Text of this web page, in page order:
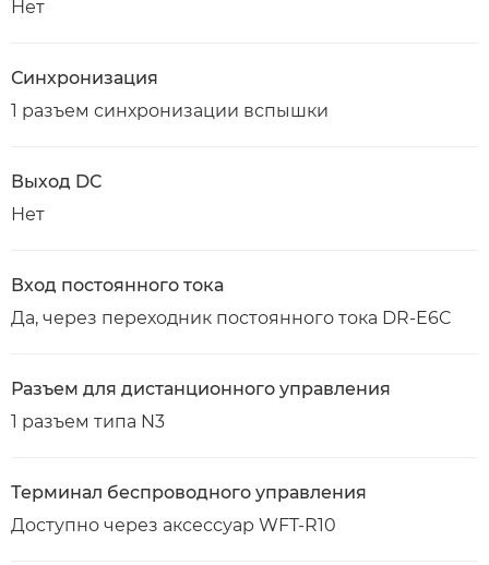
Нет
Синхронизация
1 разъем синхронизации вспышки
Выход DC
Нет
Вход постоянного тока
Да, через переходник постоянного тока DR-E6C
Разъем для дистанционного управления
1 разъем типа N3
Терминал беспроводного управления
Доступно через аксессуар WFT-R10